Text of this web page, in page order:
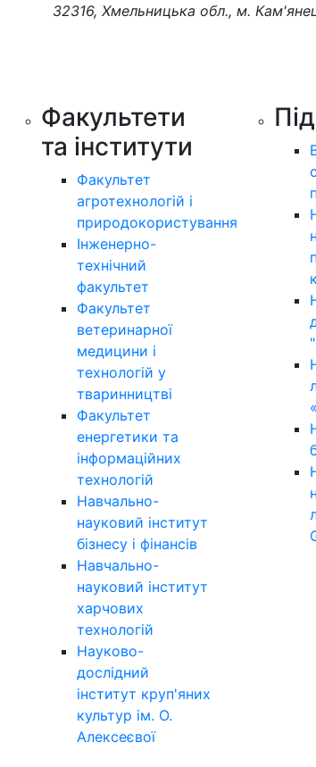
32316, Хмельницька обл., м.
Факультети
та інститути
Факультет
агротехнологій і
природокористування
Інженерно-
технічний
факультет
Факультет
ветеринарної
медицини і
технологій у
тваринництві
Факультет
енергетики та
інформаційних
технологій
Навчально-
науковий інститут
бізнесу і фінансів
Навчально-
науковий інститут
харчових
технологій
Науково-
дослідний
інститут круп'яних
культур ім. О.
Алексеєвої